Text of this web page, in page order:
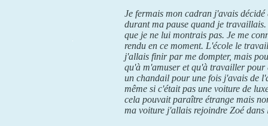
Je fermais mon cadran j'avais
durant ma pause quand je
que je ne lui montrais pas. Je me
rendu en ce moment. L'école le
j'allais finir par me dompter, mais
qu'à m'amuser et qu'à travailler pour
un chandail pour une fois j'avais de
même si c'était pas une voiture de
cela pouvait paraître étrange mais
ma voiture j'allais rejoindre Zoé dans